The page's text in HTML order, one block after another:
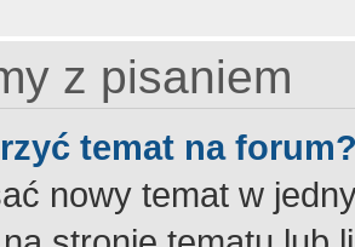
z pisaniem
temat na
nowy temat w